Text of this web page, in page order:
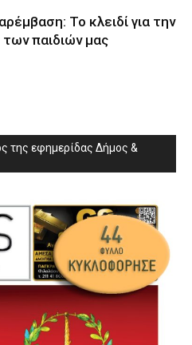
Το κλειδί για την
παιδιών µας
της εφημερίδας Δήμος &